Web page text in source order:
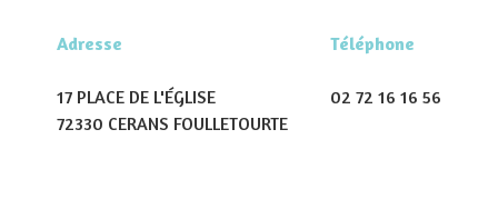
Adresse
17 PLACE DE L'ÉGLISE
72330 CERANS FOULLETOURTE
Téléphone
02 72 16 16 56